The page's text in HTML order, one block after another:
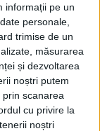
informații pe un
personale,
trimise de un
măsurarea
și dezvoltarea
noștri putem
scanarea
cu privire la
noștri
pentru
se vor
primul